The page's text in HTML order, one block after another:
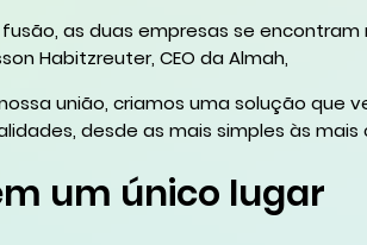
as duas empresas se
Habitzreuter, CEO da Almah,
união, criamos uma solução que
desde as mais simples às mais
um único lugar